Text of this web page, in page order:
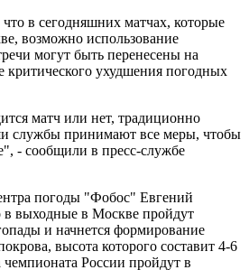
в сегодняшних матчах, которые
возможно использование
могут быть перенесены на
критического ухудшения погодных
матч или нет, традиционно
службы принимают все меры, чтобы
- сообщили в пресс-службе
погоды "Фобос" Евгений
выходные в Москве пройдут
и начнется формирование
высота которого составит 4-6
России пройдут в